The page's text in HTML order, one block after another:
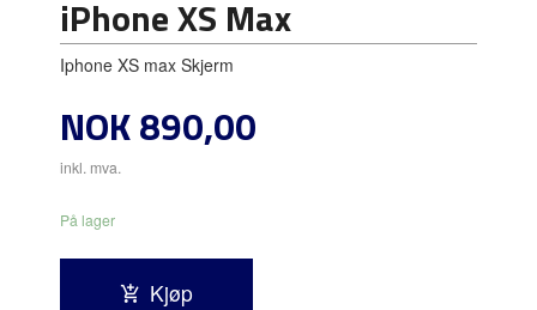
iPhone XS Max
Iphone XS max Skjerm
Pris
NOK890,00
inkl. mva.
På lager
Kjøp